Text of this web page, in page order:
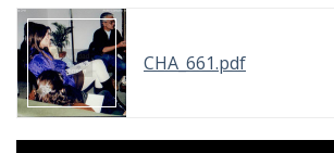
CHA_661.pdf